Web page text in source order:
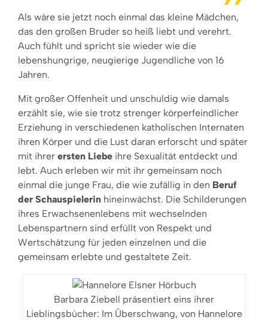
Als wäre sie jetzt noch einmal das kleine Mädchen,
das den großen Bruder so heiß liebt und verehrt.
Auch fühlt und spricht sie wieder wie die
lebenshungrige, neugierige Jugendliche von 16
Jahren.
Mit großer Offenheit und unschuldig wie damals
erzählt sie, wie sie trotz strenger körperfeindlicher
Erziehung in verschiedenen katholischen Internaten
ihren Körper und die Lust daran erforscht und später
mit ihrer ersten Liebe ihre Sexualität entdeckt und
lebt. Auch erleben wir mit ihr gemeinsam noch
einmal die junge Frau, die wie zufällig in den Beruf
der Schauspielerin hineinwächst. Die Schilderungen
ihres Erwachsenenlebens mit wechselnden
Lebenspartnern sind erfüllt von Respekt und
Wertschätzung für jeden einzelnen und die
gemeinsam erlebte und gestaltete Zeit.
Barbara Ziebell präsentiert eins ihrer
Lieblingsbücher: Im Überschwang, von Hannelore